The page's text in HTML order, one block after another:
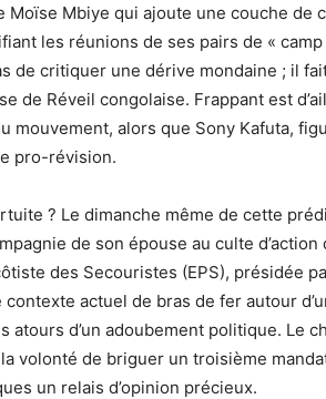
Moïse Mbiye qui ajoute une couche de
les réunions de ses pairs de «
de critiquer une dérive mondaine ; il
de Réveil congolaise. Frappant est
mouvement, alors que Sony Kafuta,
pro-révision.
? Le dimanche même de cette
de son épouse au culte
des Secouristes (EPS), présidée
actuel de bras de fer autour
d’un adoubement politique. Le
volonté de briguer un troisième
un relais d’opinion précieux.